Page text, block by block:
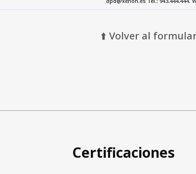
⬆️ Volver al
Certificaciones